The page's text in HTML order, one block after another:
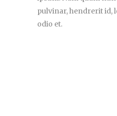
pulvinar, hendrerit id,
odio et.